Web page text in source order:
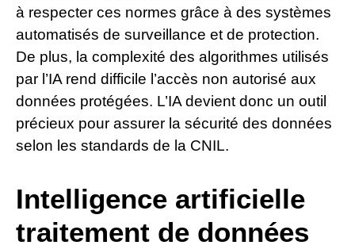
à respecter ces normes grâce à des systèmes
automatisés de surveillance et de protection.
De plus, la complexité des algorithmes utilisés
par l’IA rend difficile l’accès non autorisé aux
données protégées. L’IA devient donc un outil
précieux pour assurer la sécurité des données
selon les standards de la CNIL.
Intelligence artificielle
traitement de données